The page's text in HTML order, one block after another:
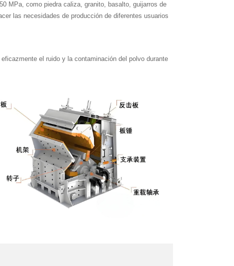
MPa, como piedra caliza, granito, basalto, guijarros de
las necesidades de producción de diferentes usuarios
el ruido y la contaminación del polvo durante